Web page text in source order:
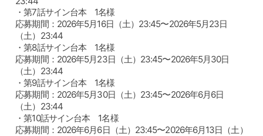
・第7話サイン台本 1名様
応募期間：2026年5月16日（土）23:45〜2026年5月23日
（土）23:44
・第8話サイン台本 1名様
応募期間：2026年5月23日（土）23:45〜2026年5月30日
（土）23:44
・第9話サイン台本 1名様
応募期間：2026年5月30日（土）23:45〜2026年6月6日
（土）23:44
・第10話サイン台本 1名様
応募期間：2026年6月6日（土）23:45〜2026年6月13日（土）